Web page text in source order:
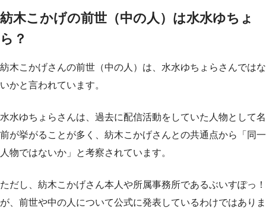
紡木こかげの前世（中の人）は水水ゆちょ
ら？
紡木こかげさんの前世（中の人）は、水水ゆちょらさんではな
いかと言われています。
水水ゆちょらさんは、過去に配信活動をしていた人物として名
前が挙がることが多く、紡木こかげさんとの共通点から「同一
人物ではないか」と考察されています。
ただし、紡木こかげさん本人や所属事務所であるぶいすぽっ！
が、前世や中の人について公式に発表しているわけではありま